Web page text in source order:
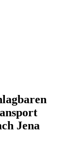
Jena